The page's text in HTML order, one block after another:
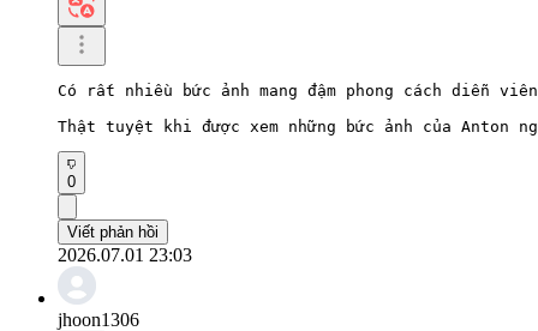
Có rất nhiều bức ảnh mang đậm phong cách diễn
Thật tuyệt khi được xem những bức ảnh của Anton
0
Viết phản hồi
2026.07.01 23:03
jhoon1306